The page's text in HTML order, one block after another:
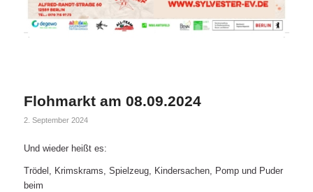
Flohmarkt am 08.09.2024
2. September 2024
Und wieder heißt es:
Trödel, Krimskrams, Spielzeug, Kindersachen, Pomp und Puder
beim